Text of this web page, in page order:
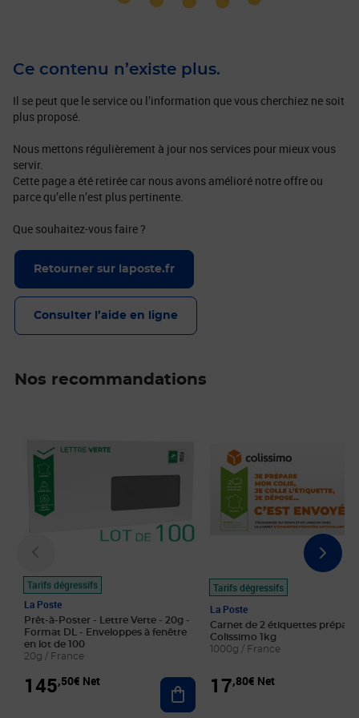
Ce contenu n’existe plus.
Il se peut que le service ou l’information que vous cherchiez ne soit
plus proposé.
Nous mettons régulièrement à jour nos services pour mieux vous
servir.
Cette page a été retirée car nous avons amélioré notre offre ou
parce qu’elle n’est plus pertinente.
Que souhaitez-vous faire ?
Retourner sur laposte.fr
Consulter l’aide en ligne
Nos recommandations
Tarifs dégressifs
La Poste
Prêt-à-Poster - Lettre Verte - 20g -
Format DL - Enveloppes à fenêtre
en lot de 100
20g / France
145,50€ Net Ajouter au panier
Tarifs dégressifs
La Poste
Carnet de 2 étiquettes
Colissimo 1kg
1000g / France
17,80€ Net